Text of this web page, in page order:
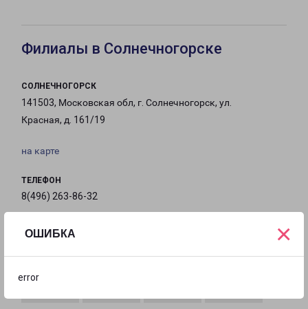
ОШИБКА
error
×
Филиалы в Солнечногорске
СОЛНЕЧНОГОРСК
141503, Московская обл, г. Солнечногорск, ул.
Красная, д. 161/19
на карте
ТЕЛЕФОН
8(496) 263-86-32